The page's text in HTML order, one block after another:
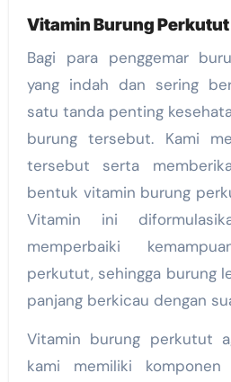
Vitamin Burung Perkutut
Bagi para penggemar
yang indah dan sering
satu tanda penting
burung tersebut. Kami
tersebut serta
bentuk vitamin burung
Vitamin ini
memperbaiki
perkutut, sehingga burung
panjang berkicau dengan
Vitamin burung perkutut
kami memiliki